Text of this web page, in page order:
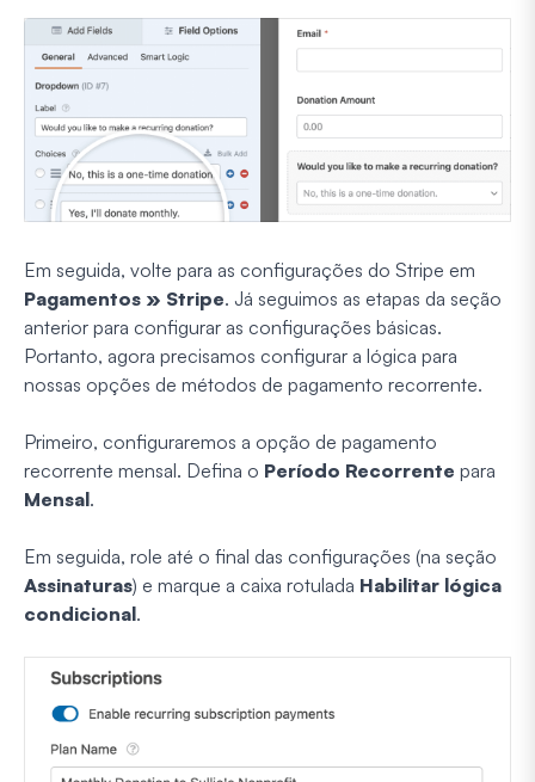
Em seguida, volte para as configurações do Stripe em
Pagamentos » Stripe. Já seguimos as etapas da seção
anterior para configurar as configurações básicas.
Portanto, agora precisamos configurar a lógica para
nossas opções de métodos de pagamento recorrente.
Primeiro, configuraremos a opção de pagamento
recorrente mensal. Defina o Período Recorrente para
Mensal.
Em seguida, role até o final das configurações (na seção
Assinaturas) e marque a caixa rotulada Habilitar lógica
condicional.